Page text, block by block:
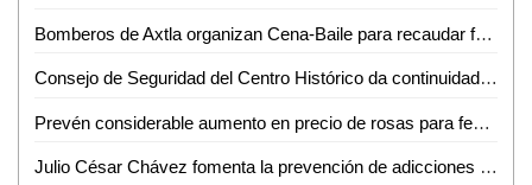
Bomberos de Axtla organizan Cena-Baile para recaudar fondos y equipar elementos
Consejo de Seguridad del Centro Histórico da continuidad a acciones transversales para mejorar los espacios públicos
Prevén considerable aumento en precio de rosas para febrero en Ciudad Valles
Julio César Chávez fomenta la prevención de adicciones en jóvenes potosinos